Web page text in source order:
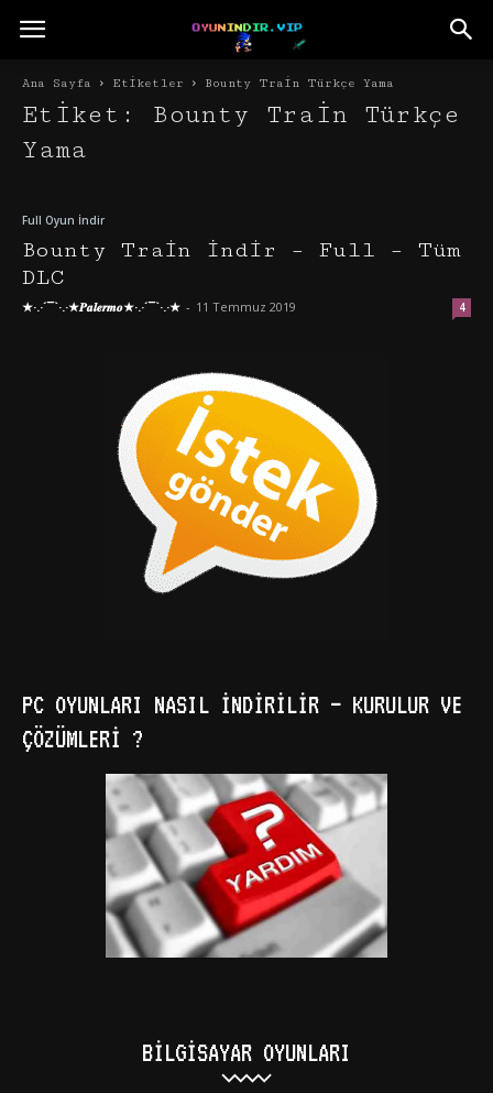
Ana Sayfa Etiketler Bounty Train Türkçe Yama
Etiket: Bounty Train Türkçe
Yama
Full Oyun İndir
Bounty Train İndir – Full – Tüm
DLC
★·.·´¯`·.·★𝑷𝒂𝒍𝒆𝒓𝒎𝒐★·.·´¯`·.·★ - 11 Temmuz 2019 4
PC OYUNLARI NASIL İNDIRILIR – KURULUR VE
ÇÖZÜMLERI ?
BILGISAYAR OYUNLARI